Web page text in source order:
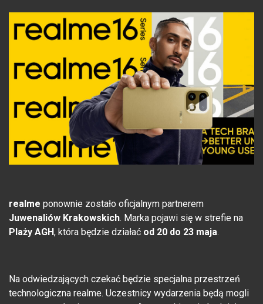
realme ponownie zostało oficjalnym partnerem
Juwenaliów Krakowskich. Marka pojawi się w strefie na
Plaży AGH, która będzie działać od 20 do 23 maja.
Na odwiedzających czekać będzie specjalna przestrzeń
technologiczna realme. Uczestnicy wydarzenia będą mogli